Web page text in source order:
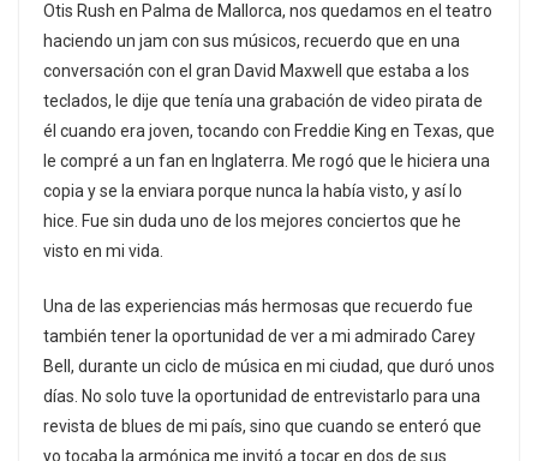
Otis Rush en Palma de Mallorca, nos quedamos en el teatro
haciendo un jam con sus músicos, recuerdo que en una
conversación con el gran David Maxwell que estaba a los
teclados, le dije que tenía una grabación de video pirata de
él cuando era joven, tocando con Freddie King en Texas, que
le compré a un fan en Inglaterra. Me rogó que le hiciera una
copia y se la enviara porque nunca la había visto, y así lo
hice. Fue sin duda uno de los mejores conciertos que he
visto en mi vida.
Una de las experiencias más hermosas que recuerdo fue
también tener la oportunidad de ver a mi admirado Carey
Bell, durante un ciclo de música en mi ciudad, que duró unos
días. No solo tuve la oportunidad de entrevistarlo para una
revista de blues de mi país, sino que cuando se enteró que
yo tocaba la armónica me invitó a tocar en dos de sus